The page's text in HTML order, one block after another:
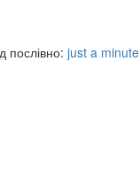
послівно: just a minute